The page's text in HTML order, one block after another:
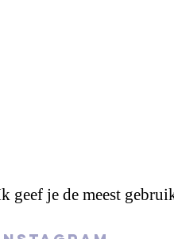
geef je de meest